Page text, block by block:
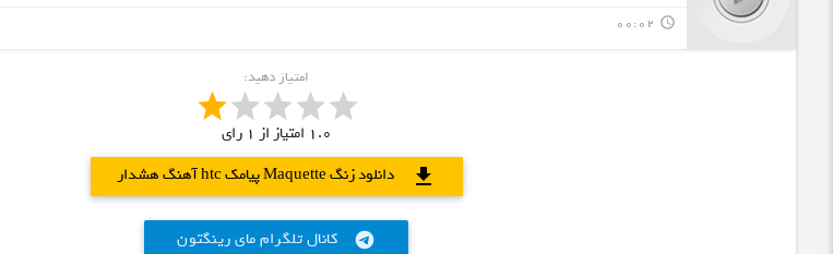
query_builder
00:02
امتیاز دهید:
1.0 امتیاز از 1 رای
دانلود زنگ Maquette پیامک htc آهنگ هشدار
download
کانال تلگرام مای رینگتون telegram